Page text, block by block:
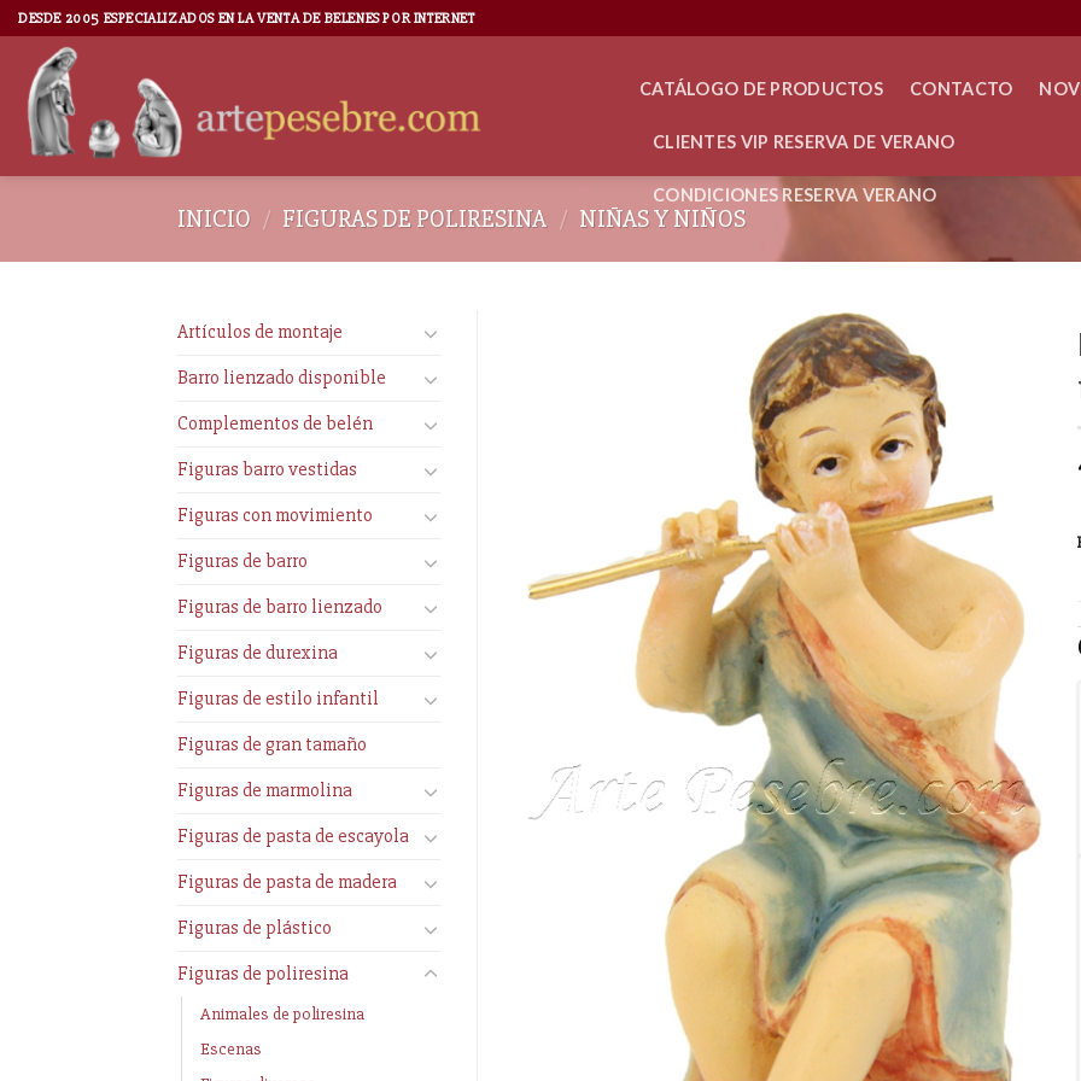
DESDE 2005 ESPECIALIZADOS EN LA VENTA DE BELENES POR INTERNET
CATÁLOGO DE PRODUCTOS CONTACTO
CLIENTES VIP RESERVA DE VERANO
CONDICIONES RESERVA VERANO
INICIO / FIGURAS DE POLIRESINA / NIÑAS Y NIÑOS
Artículos de montaje
Barro lienzado disponible
Complementos de belén
Figuras barro vestidas
Figuras con movimiento
Figuras de barro
Figuras de barro lienzado
Figuras de durexina
Figuras de estilo infantil
Figuras de gran tamaño
Figuras de marmolina
Figuras de pasta de escayola
Figuras de pasta de madera
Figuras de plástico
Figuras de poliresina
Animales de poliresina
Escenas